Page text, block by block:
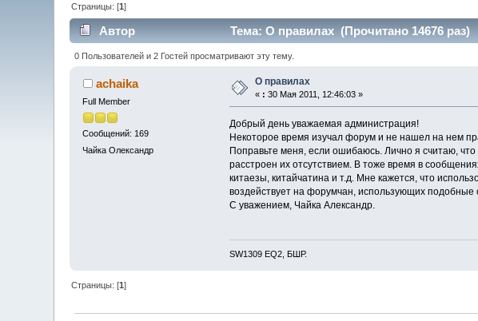
Страницы: [1]
Автор Тема: О правилах (Прочитано 14676 раз)
0 Пользователей и 2 Гостей просматривают эту тему.
achaika
Full Member
Сообщений: 169
Чайка Олександр
О правилах
« : 30 Мая 2011, 12:46:03 »
Добрый день уважаемая администрация!
Некоторое время изучал форум и не нашел на нем
Поправьте меня, если ошибаюсь. Лично я считаю, что
расстроен их отсутствием. В тоже время в
китаезы, китайчатина и т.д. Мне кажется, что
воздействует на форумчан, использующих
С уважением, Чайка Александр.
SW1309 EQ2, БШР.
Страницы: [1]